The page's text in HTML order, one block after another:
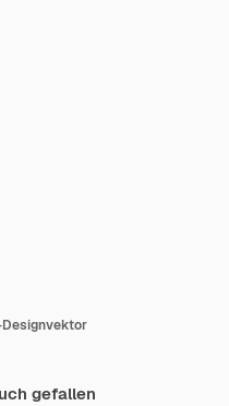
gefallen